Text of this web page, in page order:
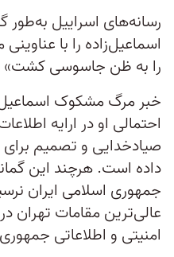
رسانه‌های اسراییل
اسماعیل‌زاده را با
را به ظن جاسوسی کشت»
خبر مرگ مشکوک
احتمالی او در ارایه
صیاد‌خدایی و تصمیم
داده است. هرچند این
جمهوری اسلامی ایران
عالی‌ترین مقامات تهران
امنیتی و اطلاعاتی